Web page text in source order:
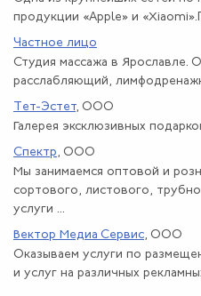
продукции «Apple» и
Частное лицо
Студия массажа в Ярославле.
расслабляющий,
Тет-Эстет, ООО
Галерея эксклюзивных
Спектр , ООО
Мы занимаемся оптовой и
сортового, листового,
услуги ...
Вектор Медиа Сервис, ООО
Оказываем услуги по
и услуг на различных